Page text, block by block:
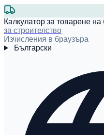
Калкулатор за товарене на
за строителство
Изчисления в браузъра
Български